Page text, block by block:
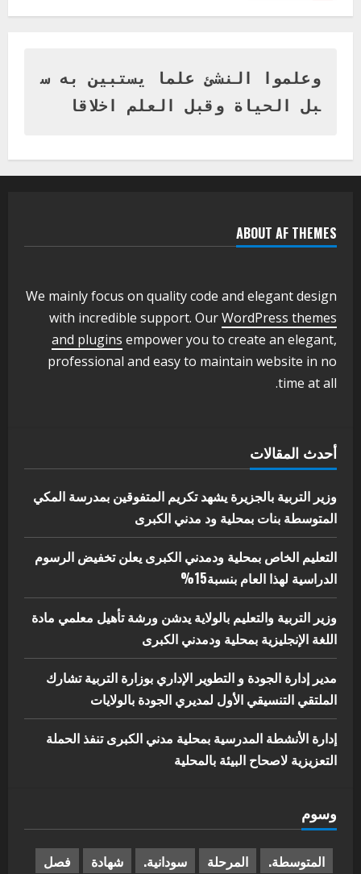
بنات بمحلية ود مدني الكبرى
أغسطس 3, 2026
يعلن تخفيض الرسوم الدراسية لهذا العام
بنسبة15%
3
وزير التربية والتعليم بالولاية يدشن ورشة
أغسطس 3, 2026
اخر الاخبار الاخبار
مدير إدارة الجودة و التطوير الإداري
بوزارة التربية تشارك الملتقي التنسيقي
5
البيئة بالمحلية
يوليو 29, 2026
وعلموا النشئ علما يستبين به س
بل الحياة وقبل العلم اخلاقا
ABOUT AF THEMES
We mainly focus on quality code and elegant design
with incredible support. OurWordPress themes
and plugins empower you to create an elegant,
professional and easy to maintain website in no
time at all.
أحدث المقالات
وزير التربية بالجزيرة يشهد تكريم المتفوقين بمدرسة المكي
المتوسطة بنات بمحلية ود مدني الكبرى
التعليم الخاص بمحلية ودمدني الكبرى يعلن تخفيض الرسوم
الدراسية لهذا العام بنسبة15%
وزير التربية والتعليم بالولاية يدشن ورشة تأهيل معلمي مادة
اللغة الإنجليزية بمحلية ودمدني الكبرى
مدير إدارة الجودة و التطوير الإداري بوزارة التربية تشارك
الملتقي التنسيقي الأول لمديري الجودة بالولايات
إدارة الأنشطة المدرسية بمحلية مدني الكبرى تنفذ الحملة
التعزيزية لاصحاح البيئة بالمحلية
وسوم
المتوسطة. المرحلة سودانية. شهادة فصل